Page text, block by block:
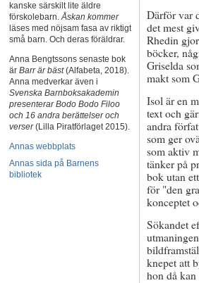
kanske särskilt lite äldre
förskolebarn.Åskan kommer
läses med nöjsam fasa av riktigt
små barn. Och deras föräldrar.
Anna Bengtssons senaste bok
är Barr är bäst(Alfabeta, 2018).
Anna medverkar även i
Svenska Barnboksakademin
presenterar Bodo Bodo Filoo
och 16 andra berättelser och
verser(Lilla Piratförlaget 2015).
Annas webbplats
Annas sida på Barnens
bibliotek
Därför var
det mest
Rhedin
böcker,
Griselda
makt som
Isol är en
text och
andra
som ger
som aktiv
tänker på
bok utan
för "den
konceptet
Sökandet
knepet att
hon då